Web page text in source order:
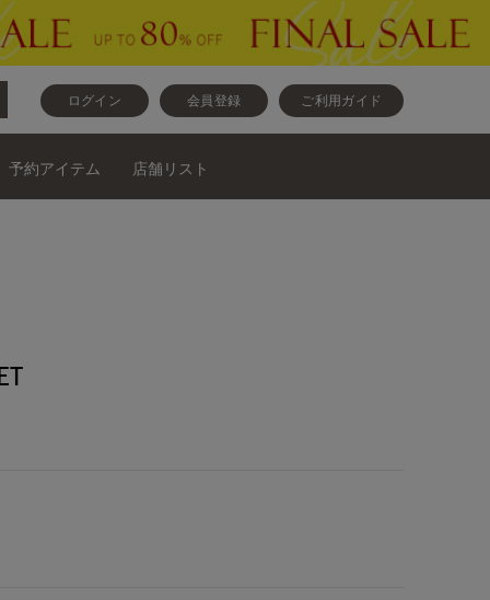
ログイン 会員登録 ご利用ガイド
予約アイテム 店舗リスト